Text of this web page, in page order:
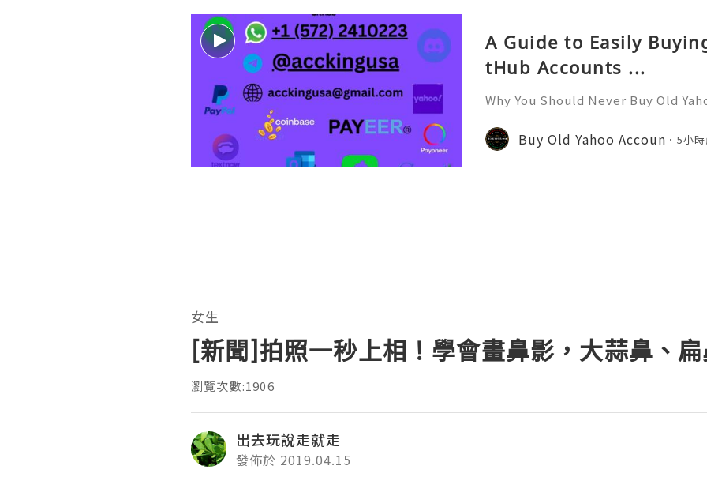
A Guide to Easily
tHub Accounts ...
Why You Should Never Buy Old
onal communication, business
ccount recovery. Because of
Buy Old Yahoo Accoun 5小
女生
[新聞]拍照一秒上相！學會畫鼻影，大蒜鼻、
瀏覽次數:1906
出去玩說走就走
發佈於 2019.04.15